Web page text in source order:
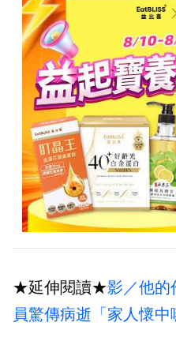
★延伸閱讀★影／他的
員驚傳病逝「家人懷中